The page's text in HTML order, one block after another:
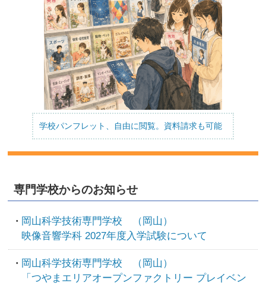
学校パンフレット、自由に閲覧。資料請求も可能
専門学校からのお知らせ
岡山科学技術専門学校 （岡山）
映像音響学科 2027年度入学試験について
岡山科学技術専門学校 （岡山）
「つやまエリアオープンファクトリー プレイベン